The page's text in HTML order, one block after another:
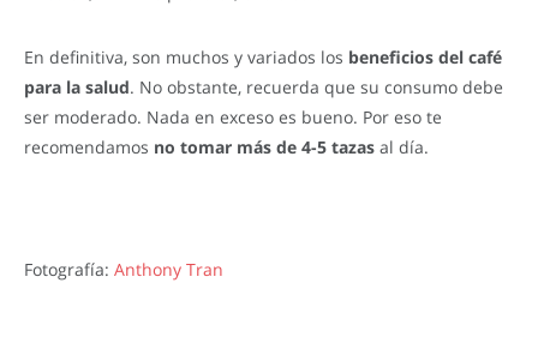
En definitiva, son muchos y variados los beneficios del café
para la salud. No obstante, recuerda que su consumo debe
ser moderado. Nada en exceso es bueno. Por eso te
recomendamos no tomar más de 4-5 tazas al día.
Fotografía: Anthony Tran